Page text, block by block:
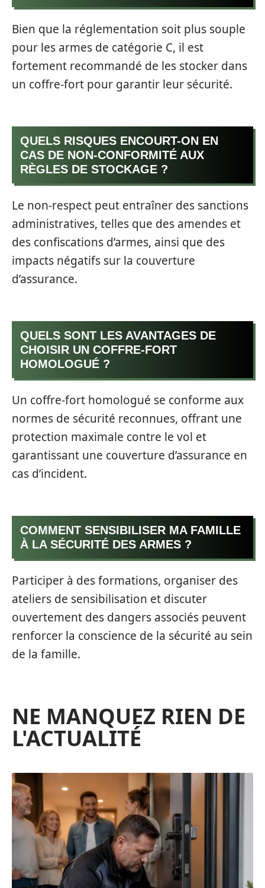
Bien que la réglementation soit plus souple
pour les armes de catégorie C, il est
fortement recommandé de les stocker dans
un coffre-fort pour garantir leur sécurité.
QUELS RISQUES ENCOURT-ON EN
CAS DE NON-CONFORMITÉ AUX
RÈGLES DE STOCKAGE ?
Le non-respect peut entraîner des sanctions
administratives, telles que des amendes et
des confiscations d’armes, ainsi que des
impacts négatifs sur la couverture
d’assurance.
QUELS SONT LES AVANTAGES DE
CHOISIR UN COFFRE-FORT
HOMOLOGUÉ ?
Un coffre-fort homologué se conforme aux
normes de sécurité reconnues, offrant une
protection maximale contre le vol et
garantissant une couverture d’assurance en
cas d’incident.
COMMENT SENSIBILISER MA FAMILLE
À LA SÉCURITÉ DES ARMES ?
Participer à des formations, organiser des
ateliers de sensibilisation et discuter
ouvertement des dangers associés peuvent
renforcer la conscience de la sécurité au sein
de la famille.
NE MANQUEZ RIEN DE
L'ACTUALITÉ